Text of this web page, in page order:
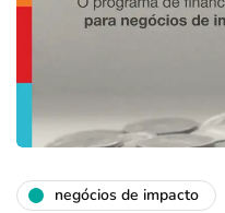
negócios de impacto